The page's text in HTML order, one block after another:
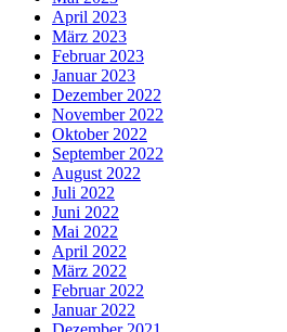
April 2023
März 2023
Februar 2023
Januar 2023
Dezember 2022
November 2022
Oktober 2022
September 2022
August 2022
Juli 2022
Juni 2022
Mai 2022
April 2022
März 2022
Februar 2022
Januar 2022